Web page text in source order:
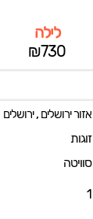
לילה
₪730
אזור ירושלים,ירושלים
זוגות
סוויטה
1